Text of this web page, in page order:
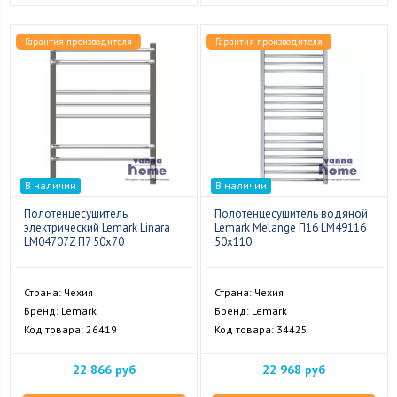
Гарантия производителя
В наличии
Полотенцесушитель
электрический Lemark Linara
LM04707Z П7 50x70
Страна: Чехия
Бренд: Lemark
Код товара: 26419
22 866 руб
Гарантия производителя
В наличии
Полотенцесушитель водяной
Lemark Melange П16 LM49116
50x110
Страна: Чехия
Бренд: Lemark
Код товара: 34425
22 968 руб